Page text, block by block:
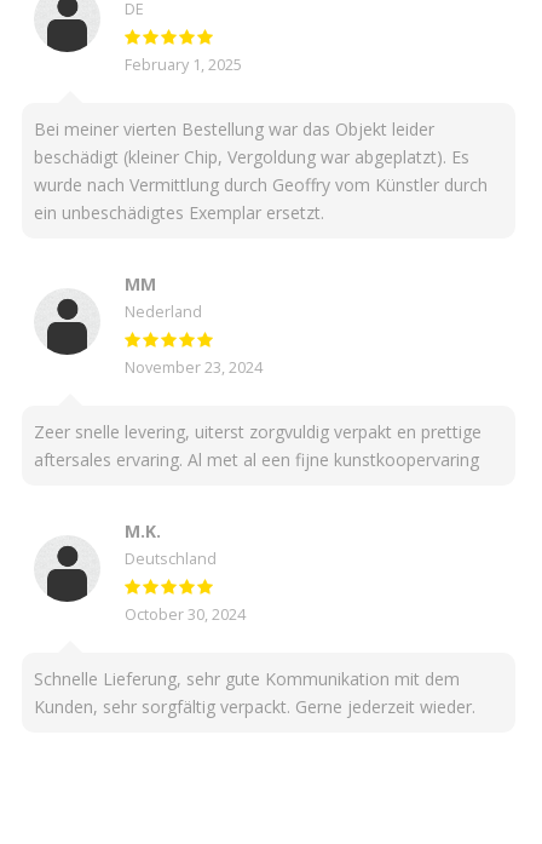
DE
February 1, 2025
Bei meiner vierten Bestellung war das Objekt leider
beschädigt (kleiner Chip, Vergoldung war abgeplatzt). Es
wurde nach Vermittlung durch Geoffry vom Künstler durch
ein unbeschädigtes Exemplar ersetzt.
MM
Nederland
November 23, 2024
Zeer snelle levering, uiterst zorgvuldig verpakt en prettige
aftersales ervaring. Al met al een fijne kunstkoopervaring
M.K.
Deutschland
October 30, 2024
Schnelle Lieferung, sehr gute Kommunikation mit dem
Kunden, sehr sorgfältig verpackt. Gerne jederzeit wieder.